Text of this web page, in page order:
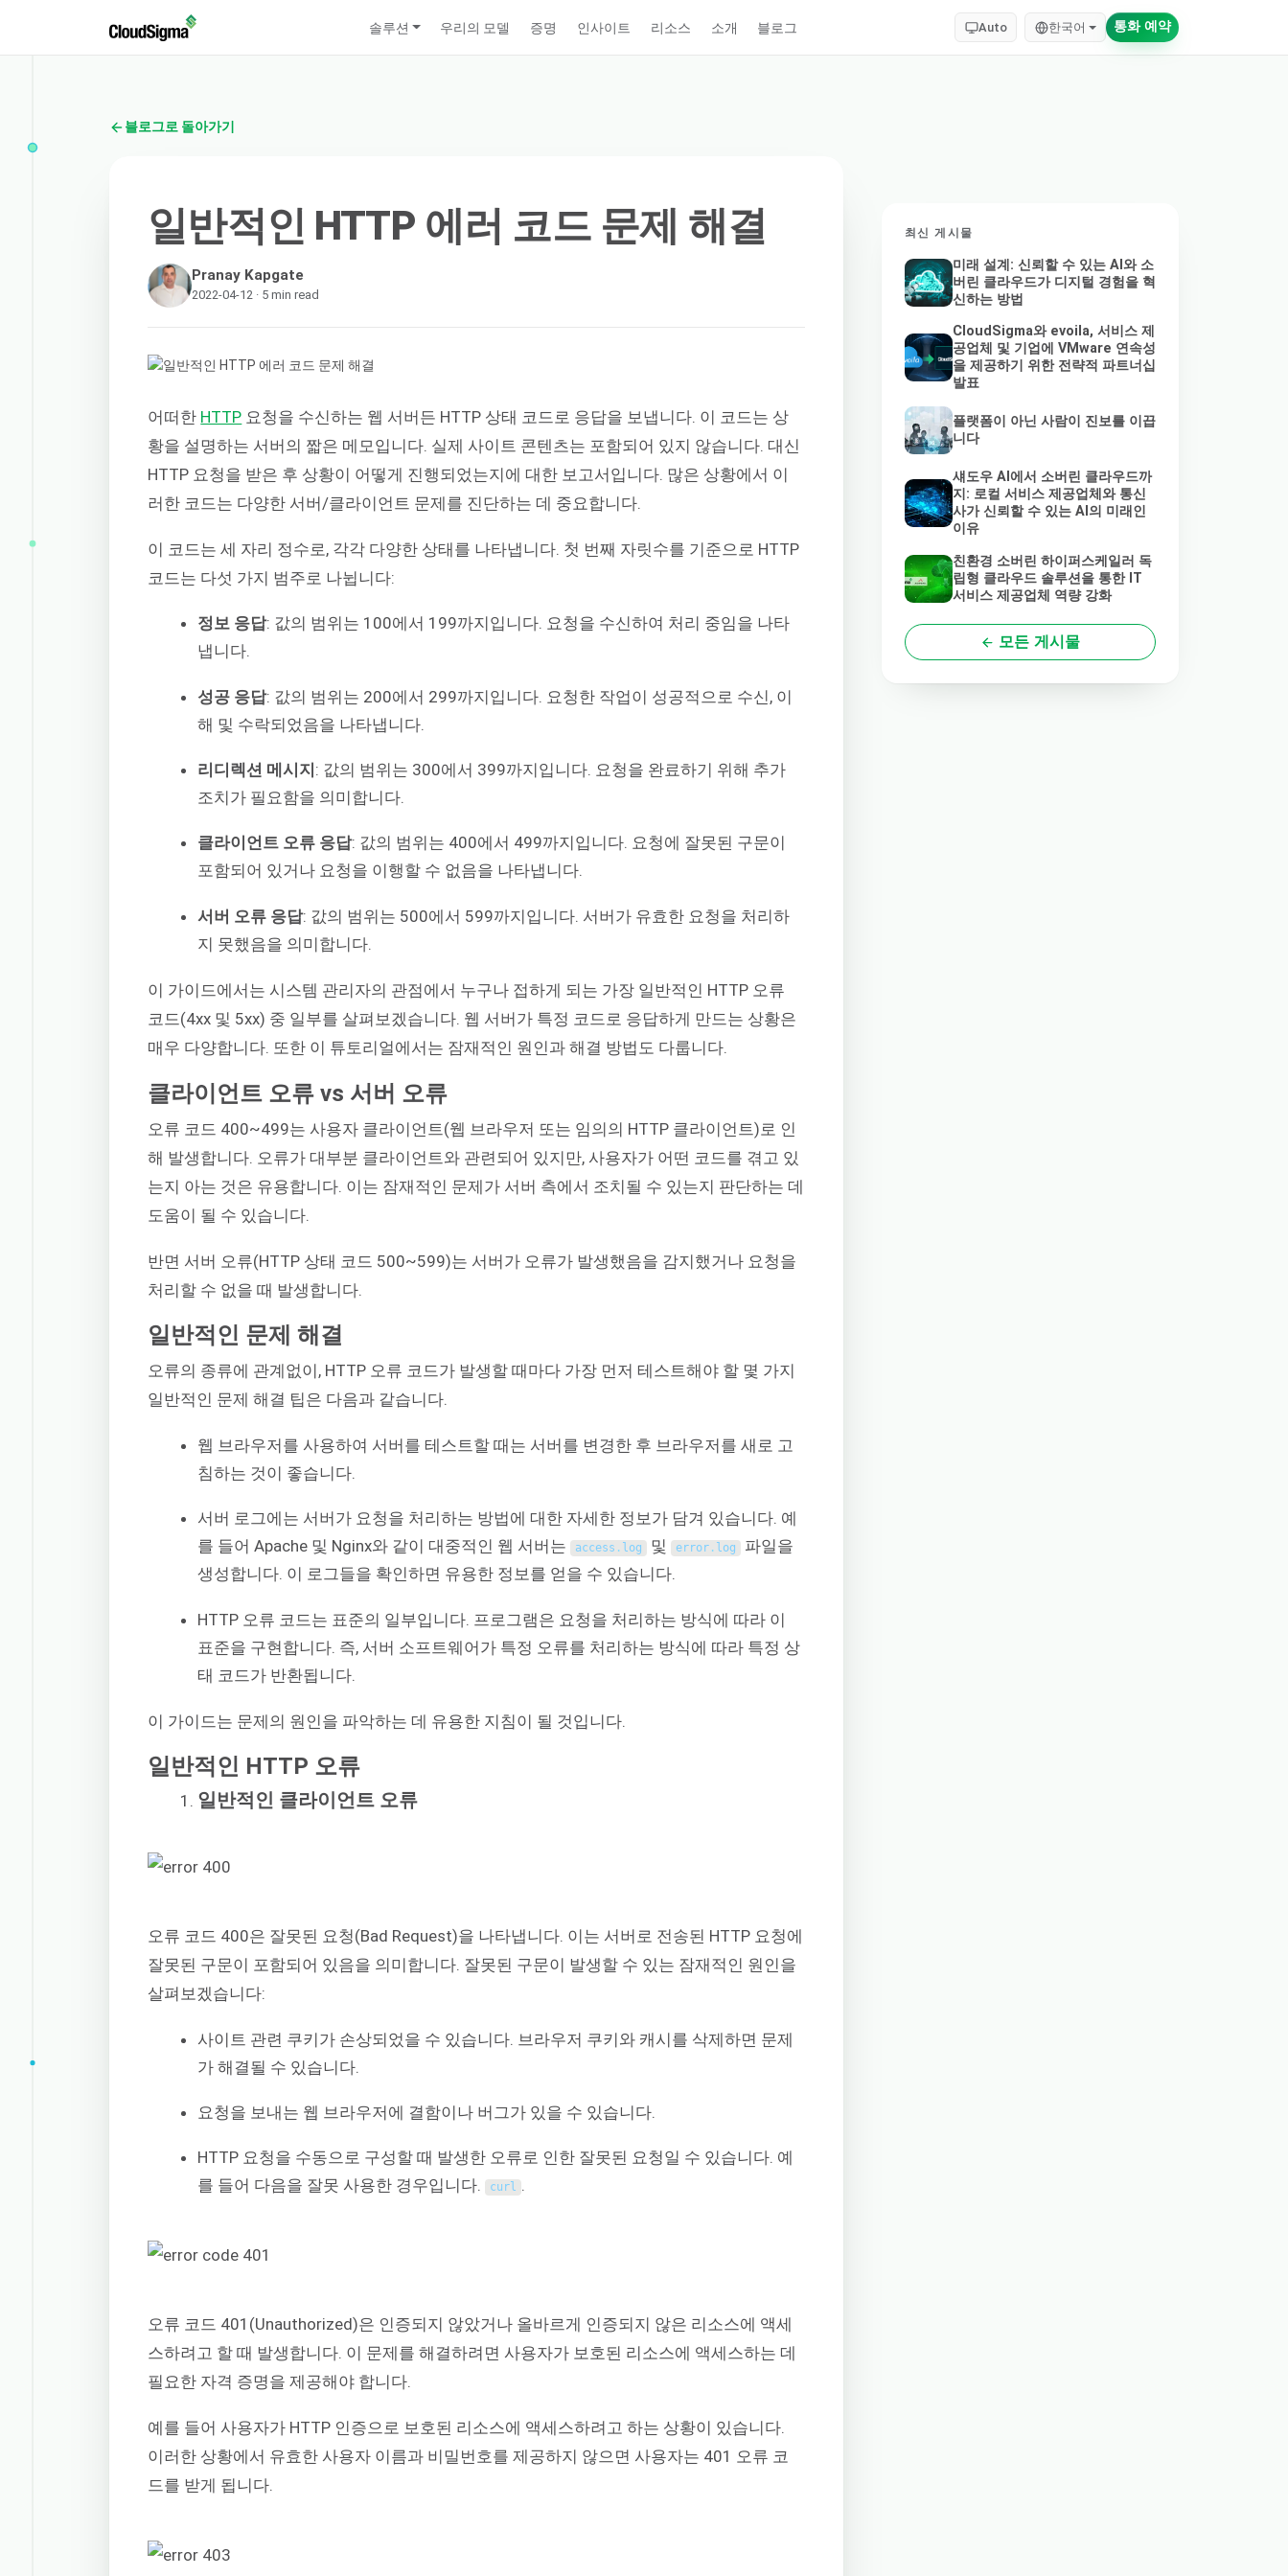
솔루션 우리의 모델 증명 인사이트 리소스 소개 블로그 Auto 한국어 통화 예약
블로그로 돌아가기
일반적인 HTTP 에러 코드 문제 해결
Pranay Kapgate
2022-04-12 · 5 min read
어떠한 HTTP 요청을 수신하는 웹 서버든 HTTP 상태 코드로 응답을 보냅니다. 이 코드는 상
황을 설명하는 서버의 짧은 메모입니다. 실제 사이트 콘텐츠는 포함되어 있지 않습니다. 대신
HTTP 요청을 받은 후 상황이 어떻게 진행되었는지에 대한 보고서입니다. 많은 상황에서 이
러한 코드는 다양한 서버/클라이언트 문제를 진단하는 데 중요합니다.
이 코드는 세 자리 정수로, 각각 다양한 상태를 나타냅니다. 첫 번째 자릿수를 기준으로 HTTP
코드는 다섯 가지 범주로 나뉩니다:
정보 응답: 값의 범위는 100에서 199까지입니다. 요청을 수신하여 처리 중임을 나타
냅니다.
성공 응답: 값의 범위는 200에서 299까지입니다. 요청한 작업이 성공적으로 수신, 이
해 및 수락되었음을 나타냅니다.
리디렉션 메시지 : 값의 범위는 300에서 399까지입니다. 요청을 완료하기 위해 추가
조치가 필요함을 의미합니다.
클라이언트 오류 응답: 값의 범위는 400에서 499까지입니다. 요청에 잘못된 구문이
포함되어 있거나 요청을 이행할 수 없음을 나타냅니다.
서버 오류 응답: 값의 범위는 500에서 599까지입니다. 서버가 유효한 요청을 처리하
지 못했음을 의미합니다.
이 가이드에서는 시스템 관리자의 관점에서 누구나 접하게 되는 가장 일반적인 HTTP 오류
코드(4xx 및 5xx) 중 일부를 살펴보겠습니다. 웹 서버가 특정 코드로 응답하게 만드는 상황은
매우 다양합니다. 또한 이 튜토리얼에서는 잠재적인 원인과 해결 방법도 다룹니다.
클라이언트 오류 vs 서버 오류
오류 코드 400~499는 사용자 클라이언트(웹 브라우저 또는 임의의 HTTP 클라이언트)로 인
해 발생합니다. 오류가 대부분 클라이언트와 관련되어 있지만, 사용자가 어떤 코드를 겪고 있
는지 아는 것은 유용합니다. 이는 잠재적인 문제가 서버 측에서 조치될 수 있는지 판단하는 데
도움이 될 수 있습니다.
반면 서버 오류(HTTP 상태 코드 500~599)는 서버가 오류가 발생했음을 감지했거나 요청을
처리할 수 없을 때 발생합니다.
일반적인 문제 해결
오류의 종류에 관계없이, HTTP 오류 코드가 발생할 때마다 가장 먼저 테스트해야 할 몇 가지
일반적인 문제 해결 팁은 다음과 같습니다.
웹 브라우저를 사용하여 서버를 테스트할 때는 서버를 변경한 후 브라우저를 새로 고
침하는 것이 좋습니다.
서버 로그에는 서버가 요청을 처리하는 방법에 대한 자세한 정보가 담겨 있습니다. 예
를 들어 Apache 및 Nginx와 같이 대중적인 웹 서버는 access . log 및 error. log 파일을
생성합니다. 이 로그들을 확인하면 유용한 정보를 얻을 수 있습니다.
HTTP 오류 코드는 표준의 일부입니다. 프로그램은 요청을 처리하는 방식에 따라 이
표준을 구현합니다. 즉, 서버 소프트웨어가 특정 오류를 처리하는 방식에 따라 특정 상
태 코드가 반환됩니다.
이 가이드는 문제의 원인을 파악하는 데 유용한 지침이 될 것입니다.
일반적인 HTTP 오류
일반적인 클라이언트 오류
오류 코드 400은 잘못된 요청(Bad Request)을 나타냅니다. 이는 서버로 전송된 HTTP 요청에
잘못된 구문이 포함되어 있음을 의미합니다. 잘못된 구문이 발생할 수 있는 잠재적인 원인을
살펴보겠습니다:
사이트 관련 쿠키가 손상되었을 수 있습니다. 브라우저 쿠키와 캐시를 삭제하면 문제
가 해결될 수 있습니다.
요청을 보내는 웹 브라우저에 결함이나 버그가 있을 수 있습니다.
HTTP 요청을 수동으로 구성할 때 발생한 오류로 인한 잘못된 요청일 수 있습니다. 예
를 들어 다음을 잘못 사용한 경우입니다. curl .
오류 코드 401(Unauthorized)은 인증되지 않았거나 올바르게 인증되지 않은 리소스에 액세
스하려고 할 때 발생합니다. 이 문제를 해결하려면 사용자가 보호된 리소스에 액세스하는 데
필요한 자격 증명을 제공해야 합니다.
예를 들어 사용자가 HTTP 인증으로 보호된 리소스에 액세스하려고 하는 상황이 있습니다.
이러한 상황에서 유효한 사용자 이름과 비밀번호를 제공하지 않으면 사용자는 401 오류 코
드를 받게 됩니다.
최신 게시물
미래 설계: 신뢰할 수 있는 AI와 소
버린 클라우드가 디지털 경험을 혁
신하는 방법
CloudSigma와 evoila, 서비스 제
공업체 및 기업에 VMware 연속성
을 제공하기 위한 전략적 파트너십
발표
플랫폼이 아닌 사람이 진보를 이끕
니다
섀도우 AI에서 소버린 클라우드까
지: 로컬 서비스 제공업체와 통신
사가 신뢰할 수 있는 AI의 미래인
이유
친환경 소버린 하이퍼스케일러 독
립형 클라우드 솔루션을 통한 IT
서비스 제공업체 역량 강화
모든 게시물